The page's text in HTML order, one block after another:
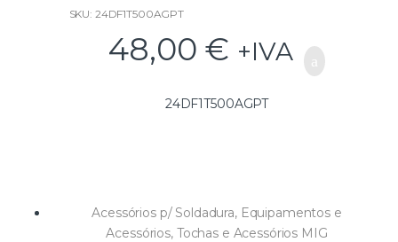
SKU: 24DF1T500AGPT
48,00 € +IVA
24DF1T500AGPT
Acessórios p/ Soldadura, Equipamentos e
Acessórios, Tochas e Acessórios MIG